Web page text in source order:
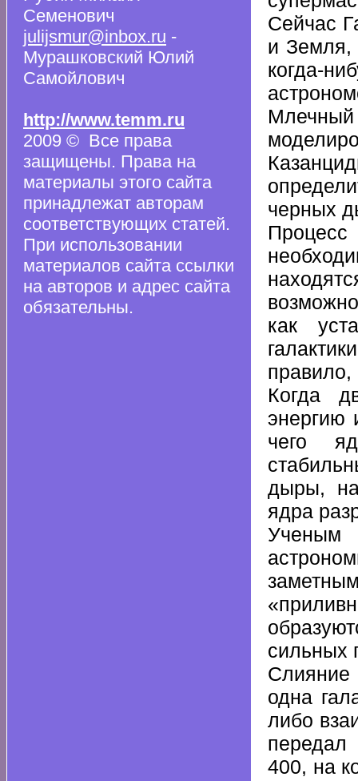
Семенович
julijsmur@inbox.ru -
Мурашковский Юлий
Самойлович
http://www.temm.ru
2009 © Все права
защищены. Права на
материалы этого сайта
принадлежат авторам
соответствующих статей.
При использовании
материалов сайта ссылки
на авторов и адрес сайта
обязательны.
Сейчас
и Земля,
когда-
черных
как
Когда
энергию
чего
дыры,
ядра
Ученым
сильных
Слияние
одна
либо
передал
400, на